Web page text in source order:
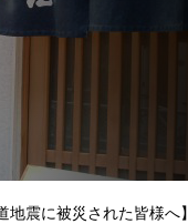
震に被災された皆様へ】